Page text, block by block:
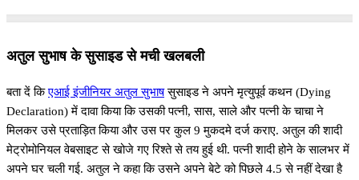
अतुल सुभाष के सुसाइड से मची खलबली
बता दें किएआई इंजीनियर अतुल सुभाषसुसाइड ने अपने मृत्युपूर्व कथन (Dying
Declaration) में दावा किया कि उसकी पत्नी, सास, साले और पत्नी के चाचा ने
मिलकर उसे प्रताड़ित किया और उस पर कुल 9 मुकदमे दर्ज कराए. अतुल की शादी
मेट्रोमोनियल वेबसाइट से खोजे गए रिश्ते से तय हुई थी. पत्नी शादी होने के सालभर में
अपने घर चली गई. अतुल ने कहा कि उसने अपने बेटे को पिछले 4.5 से नहीं देखा है